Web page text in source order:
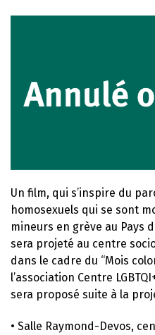
Un film, qui s’inspire du
homosexuels qui se sont
mineurs en grève au Pays
sera projeté au centre
dans le cadre du “Mois
l’association Centre
sera proposé suite à la
• Salle Raymond-Devos,